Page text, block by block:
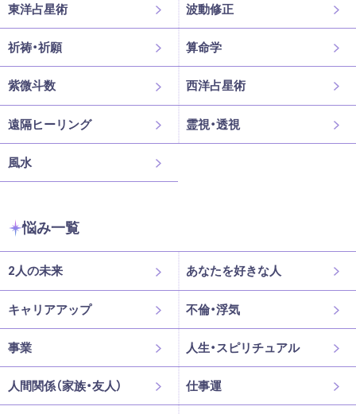
東洋占星術 波動修正
祈祷・祈願 算命学
紫微斗数 西洋占星術
遠隔ヒーリング 霊視・透視
風水
悩み一覧
2人の未来 あなたを好きな人
キャリアアップ 不倫・浮気
事業 人生・スピリチュアル
人間関係（家族・友人） 仕事運